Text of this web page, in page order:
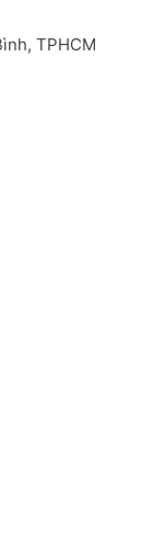
TPHCM